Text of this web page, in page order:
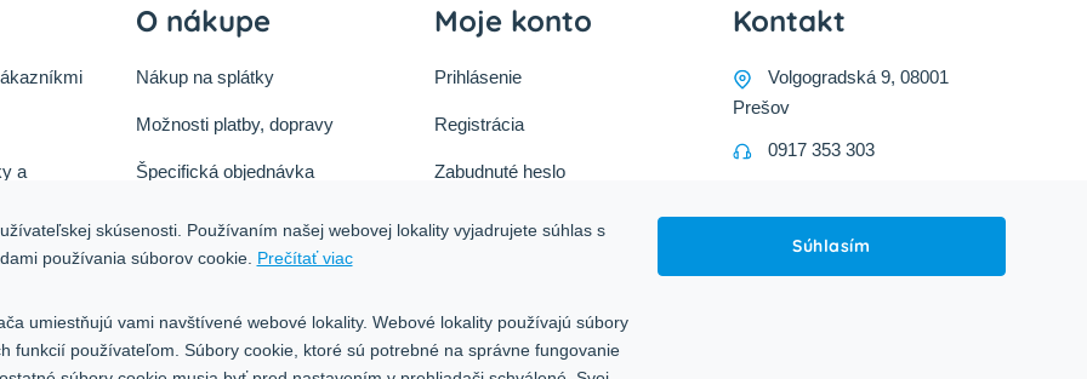
a
O nákupe
Nákup na splátky
Možnosti platby, dopravy
Špecifická objednávka
Ochrana osobných údajov
Blog
Moje konto
Prihlásenie
Registrácia
Zabudnuté heslo
Kontakt
Volgogradská 9, 08001
Prešov
0917 353 303
skúsenosti. Používaním našej webovej lokality vyjadrujete súhlas s
používania súborov cookie. Prečítať viac
umiestňujú vami navštívené webové lokality. Webové lokality používajú súbory
funkcií používateľom. Súbory cookie, ktoré sú potrebné na správne fungovanie
Súhlasím